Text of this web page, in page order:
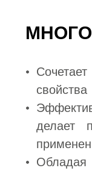
свойства
делает